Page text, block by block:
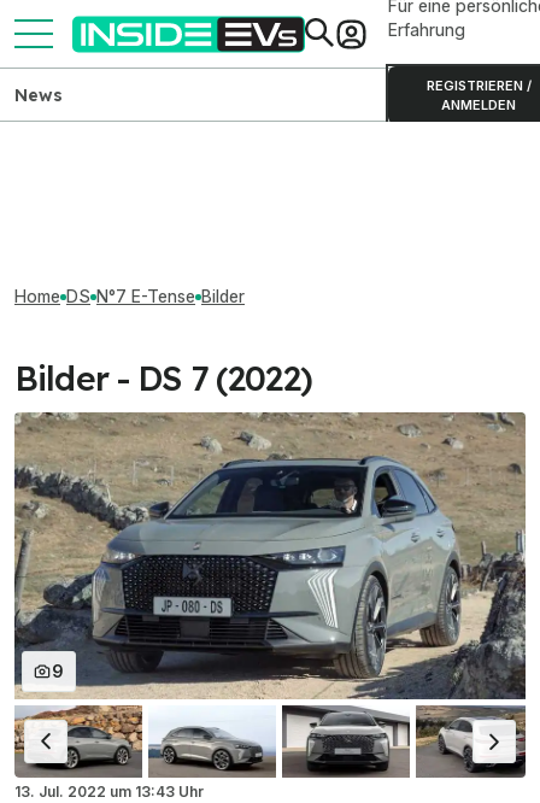
Für eine
Erfahrung
REGISTRIEREN /
ANMELDEN
News
Home DS N°7 E-Tense Bilder
Bilder - DS 7 (2022)
9
13. Jul. 2022 um 13:43 Uhr